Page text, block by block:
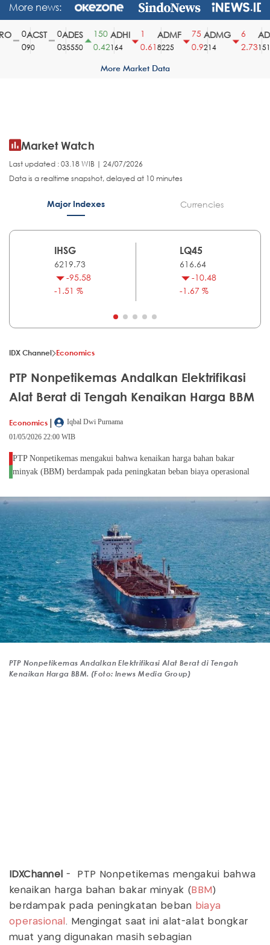
More news:
ACST
90
ADES
35550
150
0.42
ADHI
164
0.61
ADMF
8225
75
0.9
ADMG
214
2.731510
More Market Data
Market Watch
Last updated : 03.18 WIB | 24/07/2026
Data is a realtime snapshot, delayed at 10 minutes
Major Indexes Currencies
IHSG
6219.73
-95.58
-1.51 %
LQ45
616.64
-10.48
-1.67 %
IDX Channel Economics
PTP Nonpetikemas Andalkan Elektrifikasi
Alat Berat di Tengah Kenaikan Harga BBM
Economics |
Iqbal Dwi Purnama
01/05/2026 22:00 WIB
PTP Nonpetikemas mengakui bahwa kenaikan harga bahan bakar
minyak (BBM) berdampak pada peningkatan beban biaya operasional
PTP Nonpetikemas Andalkan Elektrifikasi Alat Berat di Tengah
Kenaikan Harga BBM. (Foto: Inews Media Group)
IDXChannel - PTP Nonpetikemas mengakui bahwa
kenaikan harga bahan bakar minyak ( BBM )
berdampak pada peningkatan beban biaya
operasional . Mengingat saat ini alat-alat bongkar
muat yang digunakan masih sebagian